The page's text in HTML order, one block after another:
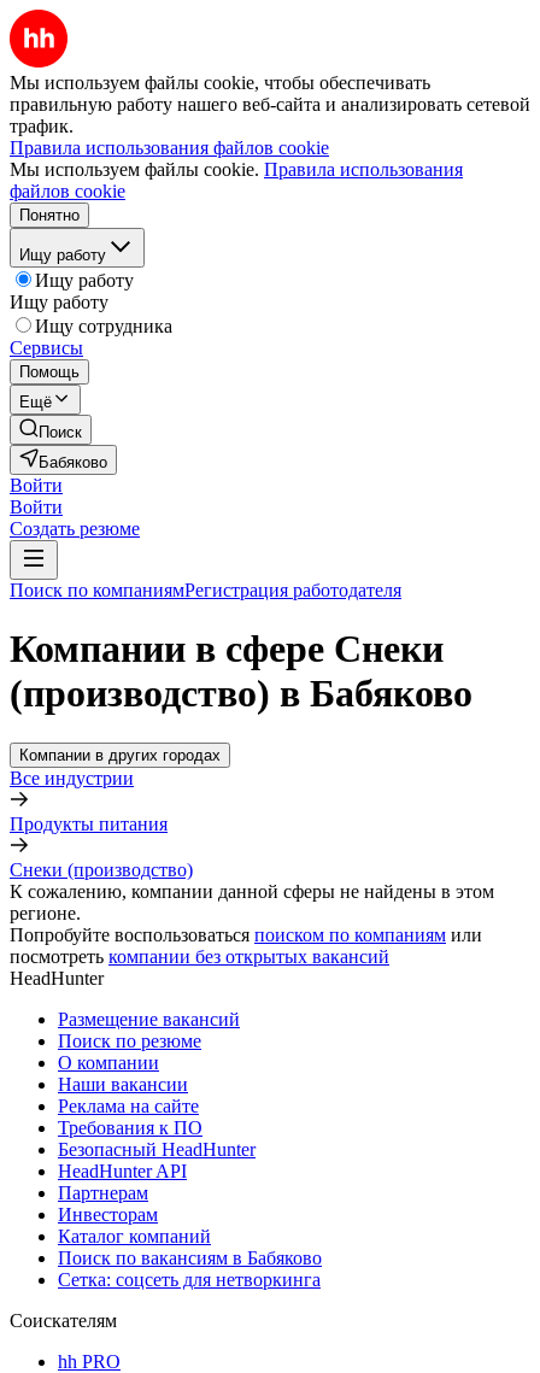
Мы используем файлы cookie, чтобы обеспечивать
правильную работу нашего веб-сайта и анализировать сетевой
трафик.
Правила использования файлов cookie
Мы используем файлы cookie. Правила использования
файлов cookie
Понятно
Ищу работу
Ищу работу
Ищу работу
Ищу сотрудника
Сервисы
Помощь
Ещё
Поиск
Бабяково
Войти
Войти
Создать резюме
Поиск по компаниямРегистрация работодателя
Компании в сфере Снеки
(производство) в Бабяково
Компании в других городах
Все индустрии
Продукты питания
Снеки (производство)
К сожалению, компании данной сферы не найдены в этом
регионе.
Попробуйте воспользоваться поиском по компаниям или
посмотреть компании без открытых вакансий
HeadHunter
Размещение вакансий
Поиск по резюме
О компании
Наши вакансии
Реклама на сайте
Требования к ПО
Безопасный HeadHunter
HeadHunter API
Партнерам
Инвесторам
Каталог компаний
Поиск по вакансиям в Бабяково
Сетка: соцсеть для нетворкинга
Соискателям
hh PRO